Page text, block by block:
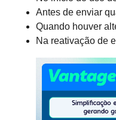
Antes de enviar
Quando houver
Na reativação de